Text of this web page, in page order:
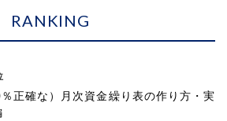
RANKING
％正確な）月次資金繰り表の作り方・実